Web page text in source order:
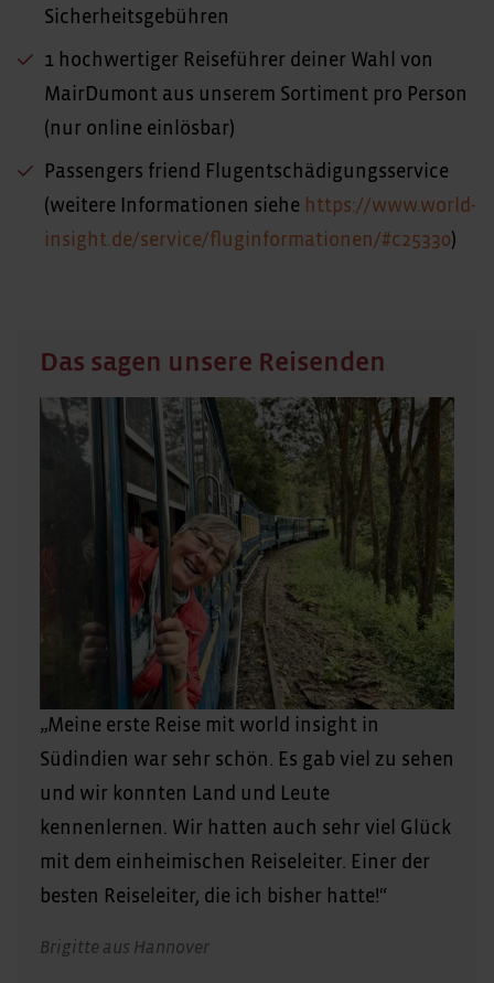
Sicherheitsgebühren
1 hochwertiger Reiseführer deiner Wahl von
MairDumont aus unserem Sortiment pro Person
(nur online einlösbar)
Passengers friend Flugentschädigungsservice
(weitere Informationen siehe https://www.world-
insight.de/service/fluginformationen/#c25330)
Das sagen unsere Reisenden
„Meine erste Reise mit world insight in
Südindien war sehr schön. Es gab viel zu sehen
und wir konnten Land und Leute
kennenlernen. Wir hatten auch sehr viel Glück
mit dem einheimischen Reiseleiter. Einer der
besten Reiseleiter, die ich bisher hatte!“
Brigitte aus Hannover